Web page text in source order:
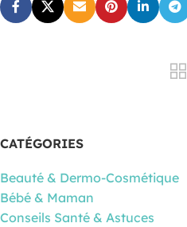
CATÉGORIES
Beauté & Dermo-Cosmétique
Bébé & Maman
Conseils Santé & Astuces